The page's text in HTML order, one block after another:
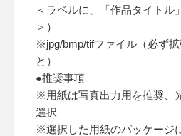
＜ラベルに、「作品タイトル
＞）
※jpg/bmp/tifファイル（必ず拡
と）
●推奨事項
※用紙は写真出力用を推奨、
選択
※選択した用紙のパッケージ